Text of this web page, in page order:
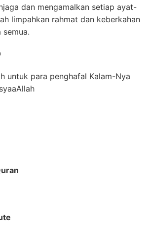
dan mengamalkan setiap ayat-
limpahkan rahmat dan keberkahan
untuk para penghafal Kalam-Nya